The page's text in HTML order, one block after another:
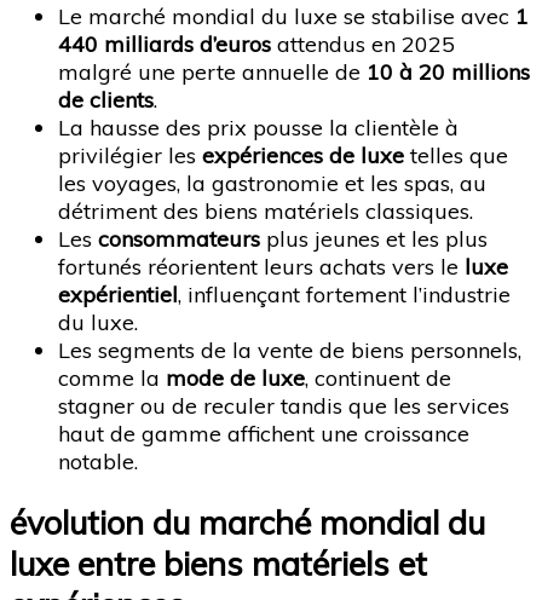
Le marché mondial du luxe se stabilise avec 1
440 milliards d’euros attendus en 2025
malgré une perte annuelle de 10 à 20 millions
de clients.
La hausse des prix pousse la clientèle à
privilégier les expériences de luxetelles que
les voyages, la gastronomie et les spas, au
détriment des biens matériels classiques.
Les consommateurs plus jeunes et les plus
fortunés réorientent leurs achats vers le luxe
expérientiel, influençant fortement l’industrie
du luxe.
Les segments de la vente de biens personnels,
comme la mode de luxe, continuent de
stagner ou de reculer tandis que les services
haut de gamme affichent une croissance
notable.
évolution du marché mondial du
luxe entre biens matériels et